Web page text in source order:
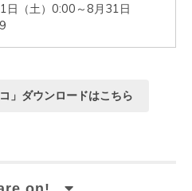
日（土）0:00～8月31日
」ダウンロードはこちら